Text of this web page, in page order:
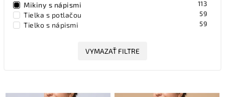
Mikiny s nápismi 113
Tielka s potlačou 59
Tielko s nápismi 59
VYMAZAŤ FILTRE